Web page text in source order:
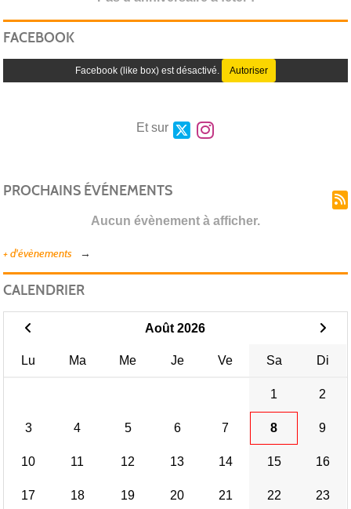
FACEBOOK
Facebook (like box) est désactivé. Autoriser
Et sur
PROCHAINS ÉVÉNEMENTS
Aucun évènement à afficher.
+ d'évènements
CALENDRIER
Août 2026
Lu Ma Me Je Ve Sa Di
1 2
3 4 5 6 7 8 9
10 11 12 13 14 15 16
17 18 19 20 21 22 23